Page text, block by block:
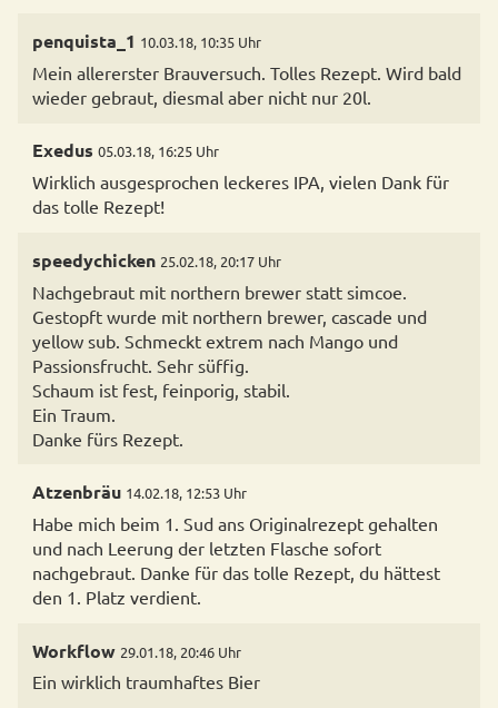
penquista_1 10.03.18, 10:35 Uhr
Mein allererster Brauversuch. Tolles Rezept. Wird bald
Exedus 05.03.18, 16:25 Uhr
Wirklich ausgesprochen leckeres IPA, vielen Dank für
das tolle Rezept!
speedychicken 25.02.18, 20:17 Uhr
Nachgebraut mit northern brewer statt simcoe.
Gestopft wurde mit northern brewer, cascade und
yellow sub. Schmeckt extrem nach Mango und
Passionsfrucht. Sehr süffig.
Schaum ist fest, feinporig, stabil.
Ein Traum.
Danke fürs Rezept.
Atzenbräu 14.02.18, 12:53 Uhr
Habe mich beim 1. Sud ans Originalrezept gehalten
und nach Leerung der letzten Flasche sofort
nachgebraut. Danke für das tolle Rezept, du hättest
den 1. Platz verdient.
Workflow 29.01.18, 20:46 Uhr
Ein wirklich traumhaftes Bier